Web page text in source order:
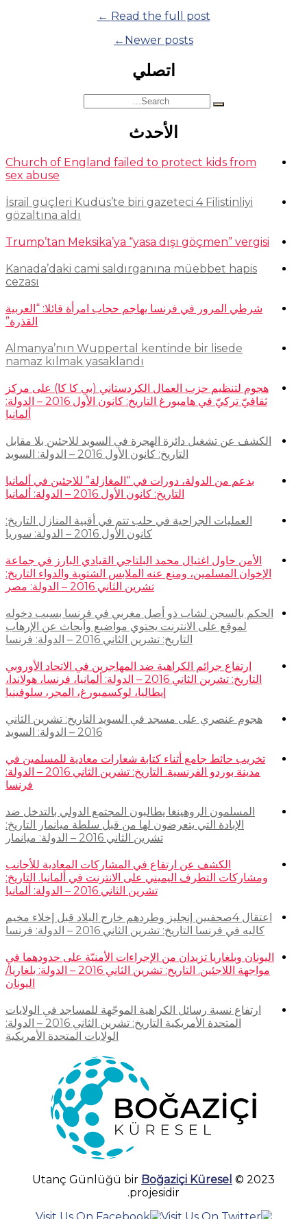
Read the full post ←
kids
from
Newer posts←
اتصلي
Search
for:
الأحدث
Church of England failed to protect kids from
sex abuse
İsrail güçleri Kudüs’te biri gazeteci 4 Filistinliyi
gözaltına aldı
Trump’tan Meksika’ya “yasa dışı göçmen” vergisi
Kanada’daki cami saldırganına müebbet hapis
cezası
شرطي المرور في فرنسا يهاجم حجاب امرأة قائلا: “العربية
القذرة”
Almanya’nın Wuppertal kentinde bir lisede
namaz kılmak yasaklandı
هجوم لتنظيم حزب العمال الكردستاني (بي كا كا) على مركز
ثقافيّ تركيّ في هامبورغ التاريخ: كانون الأول 2016 – الدولة:
ألمانيا
الكشف عن تشغيل دائرة الهجرة في السويد للاجئين بلا مقابل
التاريخ: كانون الأول 2016 – الدولة: السويد
بدعم من الدولة، دورات في “المغازلة” للاجئين في ألمانيا
التاريخ: كانون الأول 2016 – الدولة: ألمانيا
العمليات الجراحية في حلب تتم في أقبية المنازل التاريخ:
كانون الأول 2016 – الدولة: سوريا
الأمن حاول اغتيال محمد البلتاجي القيادي البارز في جماعة
الإخوان المسلمين، ومنع عنه الملابس الشتوية والدواء التاريخ:
تشرين الثاني 2016 – الدولة: مصر
الحكم بالسجن لشاب ذو أصل مغربي في فرنسا بسبب دخوله
لموقع على الانترنت يحتوي مواضيع وأبحاث عن الإرهاب
التاريخ: تشرين الثاني 2016 – الدولة: فرنسا
ارتفاع جرائم الكراهية ضد المهاجرين في الاتحاد الأوروبي
التاريخ: تشرين الثاني 2016 – الدولة: ألمانيا، فرنسا، هولاندا،
إيطاليا، لوكسمبورغ، المجر، سلوفينيا
هجوم عنصري على مسجد في السويد التاريخ: تشرين الثاني
2016 – الدولة: السويد
تخريب حائط جامع أثناء كتابة شعارات معادية للمسلمين في
مدينة بوردو الفرنسية. التاريخ: تشرين الثاني 2016 – الدولة:
فرنسا
المسلمون الروهينغا يطالبون المجتمع الدولي بالتدخل ضد
الإبادة التي يتعرضون لها من قبل سلطة ميانمار التاريخ:
تشرين الثاني 2016 – الدولة: ميانمار
الكشف عن ارتفاع في المشاركات المعادية للأجانب
ومشاركات التطرف اليميني على الانترنت في ألمانيا. التاريخ:
تشرين الثاني 2016 – الدولة: ألمانيا
اعتقال 4صحفيين إنجليز وطردهم خارج البلاد قبل إخلاء مخيم
كاليه في فرنسا التاريخ: تشرين الثاني 2016 – الدولة: فرنسا
اليونان وبلغاريا تزيدان من الإجراءات الأمنيّة على حدودهما في
مواجهة اللاجئين. التاريخ: تشرين الثاني 2016 – الدولة: بلغاريا/
اليونان
ارتفاع نسبة رسائل الكراهية الموجّهة للمساجد في الولايات
المتحدة الأمريكية التاريخ: تشرين الثاني 2016 – الدولة:
الولايات المتحدة الأمريكية
2023 © Utanç Günlüğü bir
Boğaziçi Küresel
projesidir.